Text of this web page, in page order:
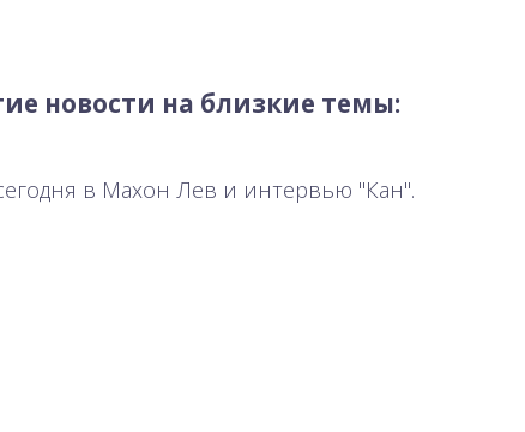
новости на близкие темы:
в Махон Лев и интервью "Кан".